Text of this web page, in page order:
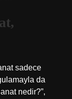
sadece
da
nedir?”,